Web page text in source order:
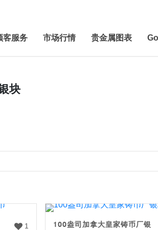
客服务 市场行情 贵金属图表
块
1
100盎司加拿大皇家铸币厂银